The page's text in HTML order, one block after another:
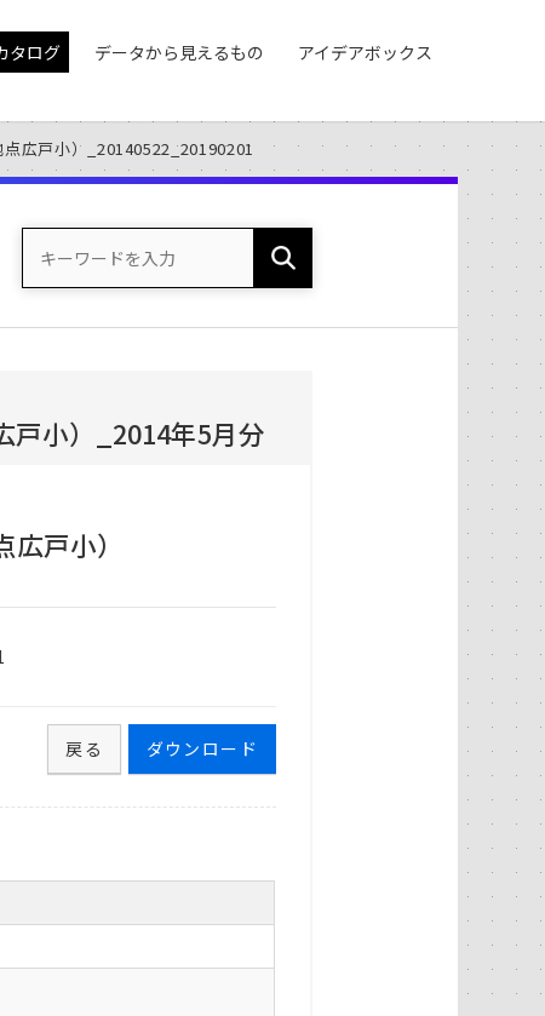
タログ データから見えるもの アイデアボックス
広戸小）_20140522_20190201
戸小）_2014年5月分
戸小）
ダウンロード
戻る